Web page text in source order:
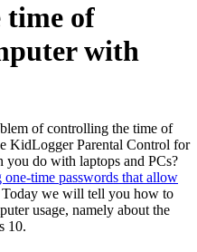
of
with
of controlling the time of
KidLogger Parental Control for
you do with laptops and PCs?
one-time passwords that allow
Today we will tell you how to
usage, namely about the
10.